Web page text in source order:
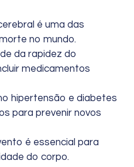
é uma das
no mundo.
da rapidez do
medicamentos
hipertensão e diabetes
para prevenir novos
é essencial para
do corpo.